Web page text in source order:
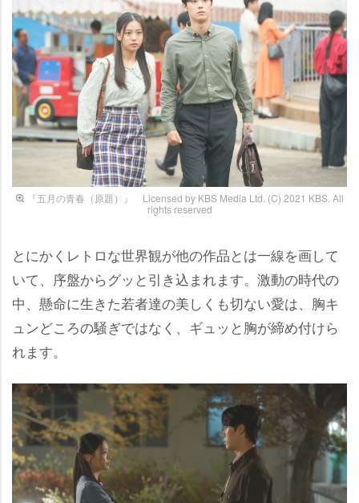
『五月の青春（原題）』 Licensed by KBS Media Ltd. (C) 2021 KBS. All
rights reserved
とにかくレトロな世界観が他の作品とは一線を画して
いて、序盤からグッと引き込まれます。激動の時代の
中、懸命に生きた若者達の美しくも切ない愛は、胸キ
ュンどころの騒ぎではなく、ギュッと胸が締め付けら
れます。